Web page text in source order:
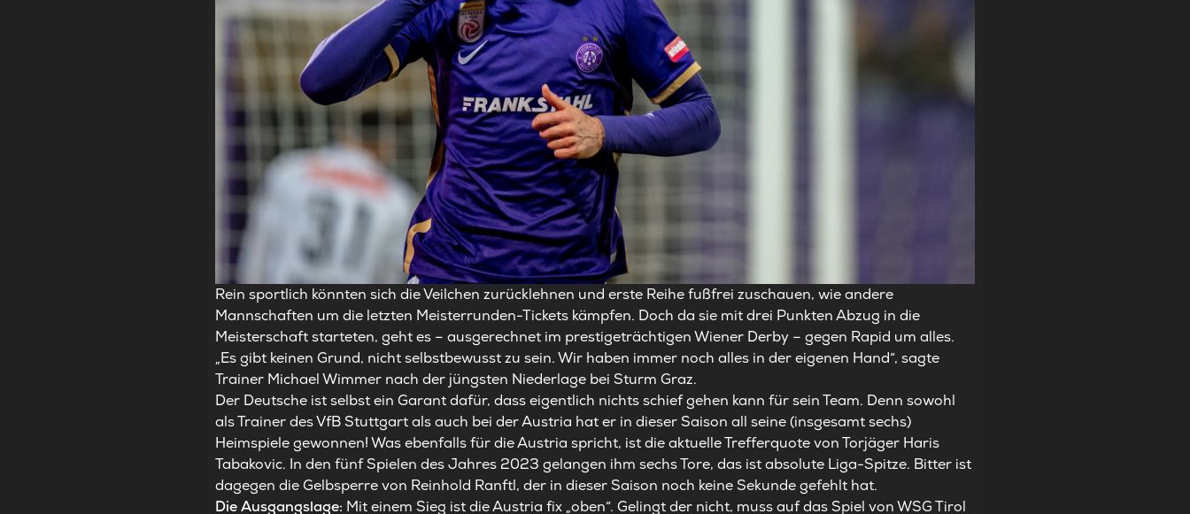
Rein sportlich könnten sich die Veilchen zurücklehnen und erste Reihe fußfrei zuschauen, wie andere
Mannschaften um die letzten Meisterrunden-Tickets kämpfen. Doch da sie mit drei Punkten Abzug in die
Meisterschaft starteten, geht es – ausgerechnet im prestigeträchtigen Wiener Derby – gegen Rapid um alles.
„Es gibt keinen Grund, nicht selbstbewusst zu sein. Wir haben immer noch alles in der eigenen Hand“, sagte
Trainer Michael Wimmer nach der jüngsten Niederlage bei Sturm Graz.
Der Deutsche ist selbst ein Garant dafür, dass eigentlich nichts schief gehen kann für sein Team. Denn sowohl
als Trainer des VfB Stuttgart als auch bei der Austria hat er in dieser Saison all seine (insgesamt sechs)
Heimspiele gewonnen! Was ebenfalls für die Austria spricht, ist die aktuelle Trefferquote von Torjäger Haris
Tabakovic. In den fünf Spielen des Jahres 2023 gelangen ihm sechs Tore, das ist absolute Liga-Spitze. Bitter ist
dagegen die Gelbsperre von Reinhold Ranftl, der in dieser Saison noch keine Sekunde gefehlt hat.
Die Ausgangslage: Mit einem Sieg ist die Austria fix „oben“. Gelingt der nicht, muss auf das Spiel von WSG Tirol